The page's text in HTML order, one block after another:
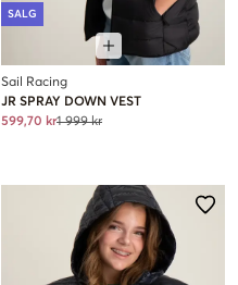
SALG
Sail Racing
JR SPRAY DOWN VEST
599,70 kr1 999 kr